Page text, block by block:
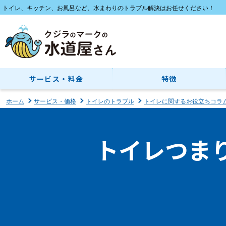
トイレ、キッチン、お風呂など、水まわりのトラブル解決はお任せください！
サービス・料金 特徴
ホーム サービス・価格 トイレのトラブル トイレに関するお役立ちコラ
トイレつま